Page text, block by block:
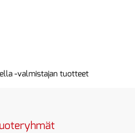
-valmistajan tuotteet